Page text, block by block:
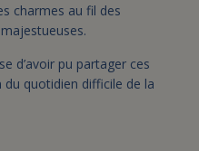
charmes au fil des
d’avoir pu partager ces
du quotidien difficile de la